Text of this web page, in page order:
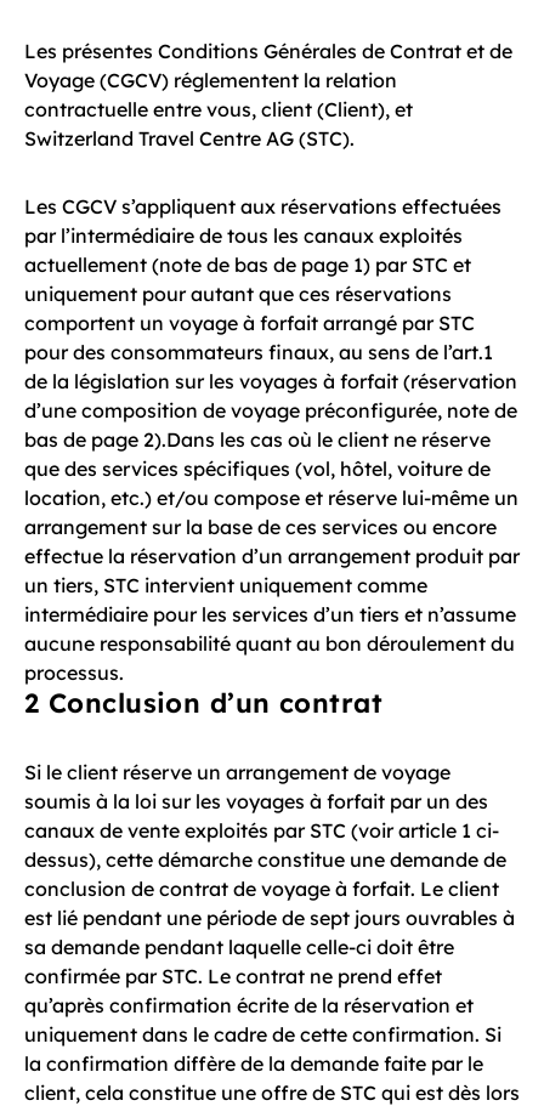
Les présentes Conditions Générales de Contrat et de
Voyage (CGCV) réglementent la relation
contractuelle entre vous, client (Client), et
Switzerland Travel Centre AG (STC).
Les CGCV s’appliquent aux réservations effectuées
par l’intermédiaire de tous les canaux exploités
actuellement (note de bas de page 1) par STC et
uniquement pour autant que ces réservations
comportent un voyage à forfait arrangé par STC
pour des consommateurs finaux, au sens de l’art.1
de la législation sur les voyages à forfait (réservation
d’une composition de voyage préconfigurée, note de
bas de page 2).Dans les cas où le client ne réserve
que des services spécifiques (vol, hôtel, voiture de
location, etc.) et/ou compose et réserve lui-même un
arrangement sur la base de ces services ou encore
effectue la réservation d’un arrangement produit par
un tiers, STC intervient uniquement comme
intermédiaire pour les services d’un tiers et n’assume
aucune responsabilité quant au bon déroulement du
processus.
2 Conclusion d’un contrat
Si le client réserve un arrangement de voyage
soumis à la loi sur les voyages à forfait par un des
canaux de vente exploités par STC (voir article 1 ci-
dessus), cette démarche constitue une demande de
conclusion de contrat de voyage à forfait. Le client
est lié pendant une période de sept jours ouvrables à
sa demande pendant laquelle celle-ci doit être
confirmée par STC. Le contrat ne prend effet
qu’après confirmation écrite de la réservation et
uniquement dans le cadre de cette confirmation. Si
la confirmation diffère de la demande faite par le
client, cela constitue une offre de STC qui est dès lors